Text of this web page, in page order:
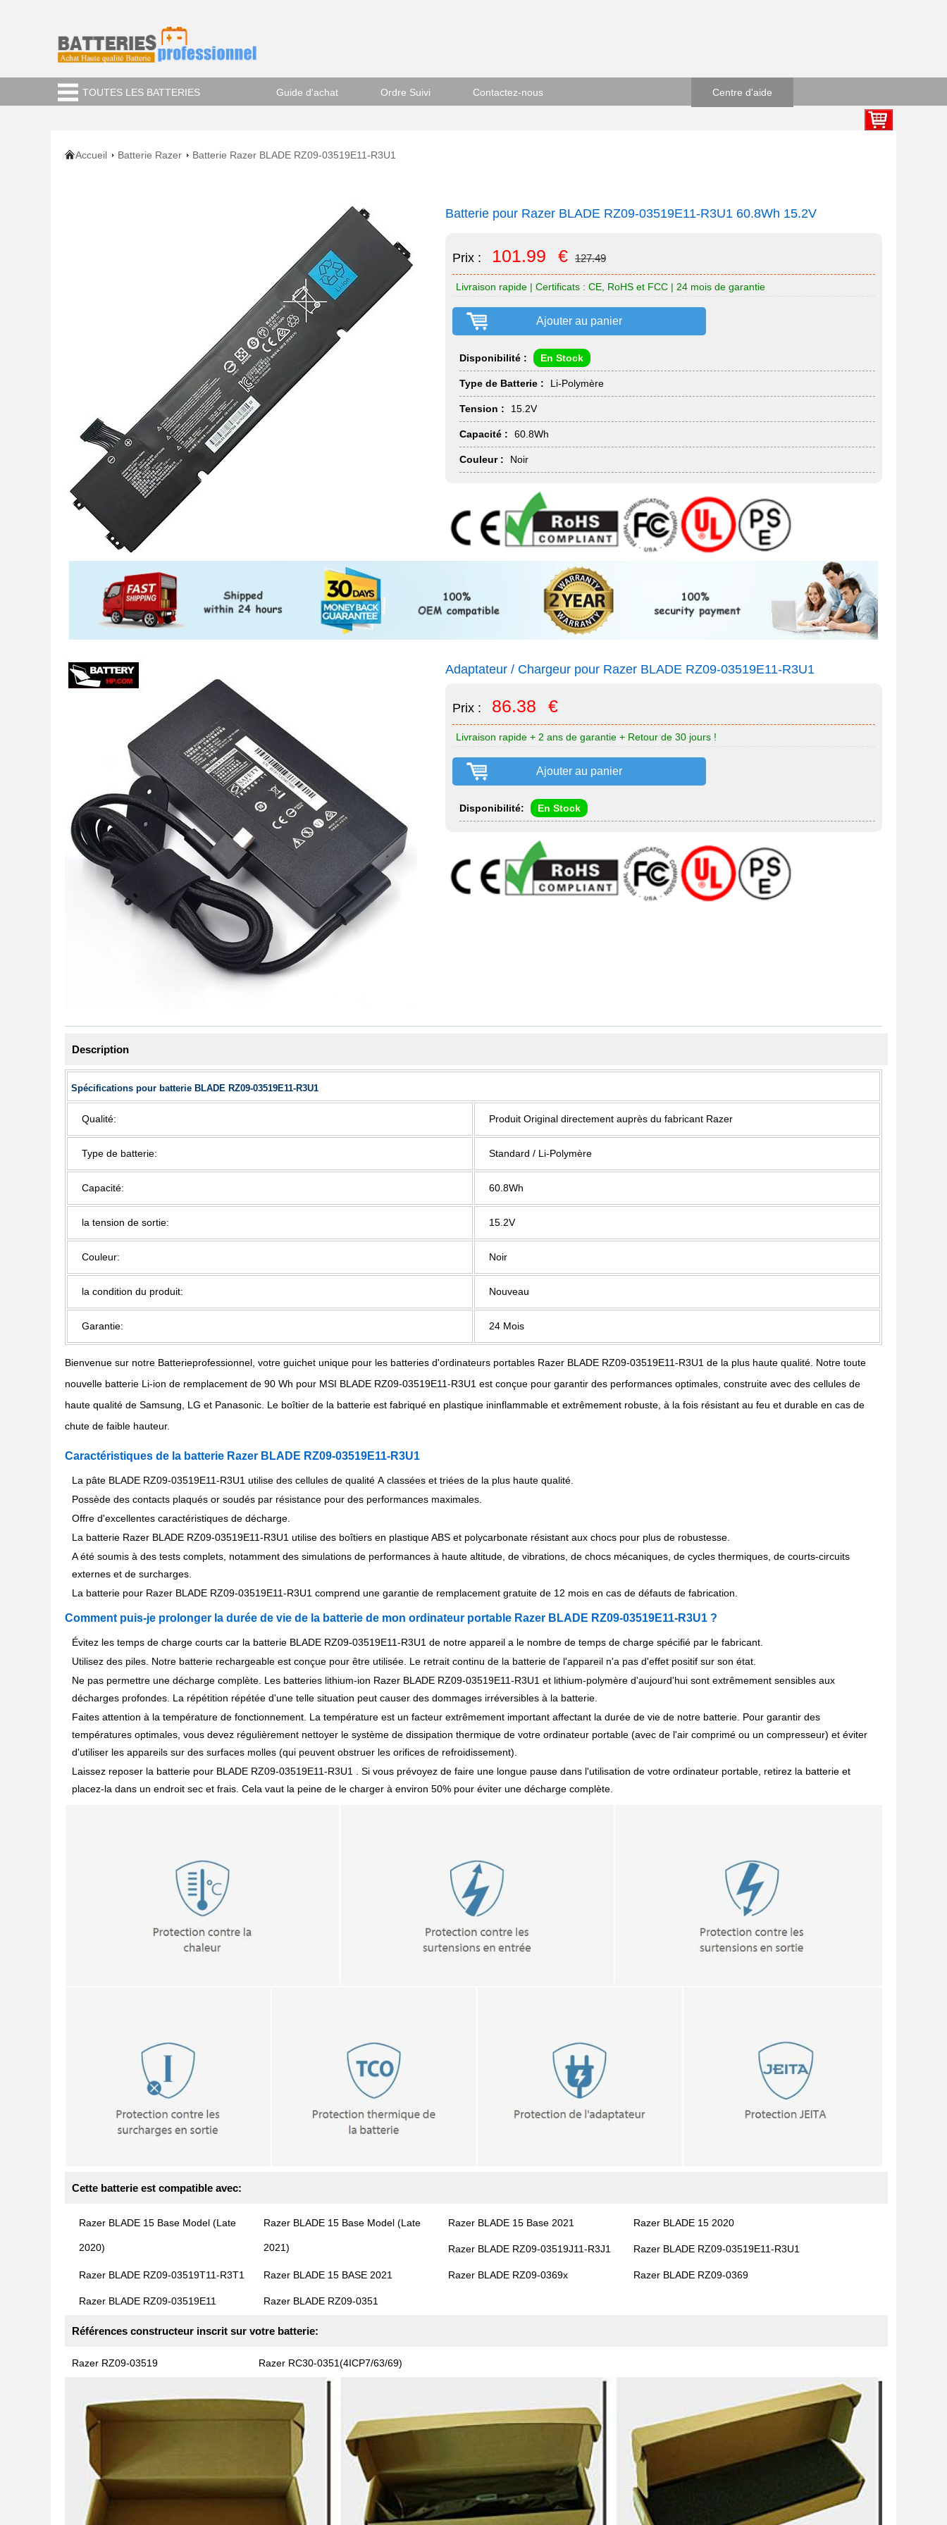
Accueil Batterie Razer Batterie Razer BLADE RZ09-03519E11-R3U1
Batterie pour Razer BLADE RZ09-03519E11-R3U1 60.8Wh 15.2V
Prix : 101.99 € 127.49
Livraison rapide | Certificats : CE, RoHS et FCC | 24 mois de garantie
Ajouter au panier
Disponibilité : En Stock
Type de Batterie : Li-Polymère
Tension : 15.2V
Capacité : 60.8Wh
Couleur : Noir
Adaptateur / Chargeur pour Razer BLADE RZ09-03519E11-R3U1
Prix : 86.38 €
Livraison rapide + 2 ans de garantie + Retour de 30 jours !
Ajouter au panier
Disponibilité: En Stock
Description
Spécifications pour batterie BLADE RZ09-03519E11-R3U1
Qualité: Produit Original directement auprès du fabricant Razer
Type de batterie: Standard / Li-Polymère
Capacité: 60.8Wh
la tension de sortie: 15.2V
Couleur: Noir
la condition du produit: Nouveau
Garantie: 24 Mois
Bienvenue sur notre Batterieprofessionnel, votre guichet unique pour les batteries d'ordinateurs portables Razer BLADE RZ09-03519E11-R3U1 de la plus haute qualité. Notre toute
nouvelle batterie Li-ion de remplacement de 90 Wh pour MSI BLADE RZ09-03519E11-R3U1 est conçue pour garantir des performances optimales, construite avec des cellules de
haute qualité de Samsung, LG et Panasonic. Le boîtier de la batterie est fabriqué en plastique ininflammable et extrêmement robuste, à la fois résistant au feu et durable en cas de
chute de faible hauteur.
Caractéristiques de la batterie Razer BLADE RZ09-03519E11-R3U1
La pâte BLADE RZ09-03519E11-R3U1 utilise des cellules de qualité A classées et triées de la plus haute qualité.
Possède des contacts plaqués or soudés par résistance pour des performances maximales.
Offre d'excellentes caractéristiques de décharge.
La batterie Razer BLADE RZ09-03519E11-R3U1 utilise des boîtiers en plastique ABS et polycarbonate résistant aux chocs pour plus de robustesse.
A été soumis à des tests complets, notamment des simulations de performances à haute altitude, de vibrations, de chocs mécaniques, de cycles thermiques, de courts-circuits
externes et de surcharges.
La batterie pour Razer BLADE RZ09-03519E11-R3U1 comprend une garantie de remplacement gratuite de 12 mois en cas de défauts de fabrication.
Comment puis-je prolonger la durée de vie de la batterie de mon ordinateur portable Razer BLADE RZ09-03519E11-R3U1 ?
Évitez les temps de charge courts car la batterie BLADE RZ09-03519E11-R3U1 de notre appareil a le nombre de temps de charge spécifié par le fabricant.
Utilisez des piles. Notre batterie rechargeable est conçue pour être utilisée. Le retrait continu de la batterie de l'appareil n'a pas d'effet positif sur son état.
Ne pas permettre une décharge complète. Les batteries lithium-ion Razer BLADE RZ09-03519E11-R3U1 et lithium-polymère d'aujourd'hui sont extrêmement sensibles aux
décharges profondes. La répétition répétée d'une telle situation peut causer des dommages irréversibles à la batterie.
Faites attention à la température de fonctionnement. La température est un facteur extrêmement important affectant la durée de vie de notre batterie. Pour garantir des
températures optimales, vous devez régulièrement nettoyer le système de dissipation thermique de votre ordinateur portable (avec de l'air comprimé ou un compresseur) et éviter
d'utiliser les appareils sur des surfaces molles (qui peuvent obstruer les orifices de refroidissement).
Laissez reposer la batterie pour BLADE RZ09-03519E11-R3U1 . Si vous prévoyez de faire une longue pause dans l'utilisation de votre ordinateur portable, retirez la batterie et
placez-la dans un endroit sec et frais. Cela vaut la peine de le charger à environ 50% pour éviter une décharge complète.
Cette batterie est compatible avec:
Razer BLADE 15 Base Model (Late
2020)
Razer BLADE 15 Base Model (Late
2021)
Razer BLADE 15 Base 2021 Razer BLADE 15 2020
Razer BLADE RZ09-03519J11-R3J1 Razer BLADE RZ09-03519E11-R3U1
Razer BLADE RZ09-03519T11-R3T1 Razer BLADE 15 BASE 2021 Razer BLADE RZ09-0369x Razer BLADE RZ09-0369
Razer BLADE RZ09-03519E11 Razer BLADE RZ09-0351
Références constructeur inscrit sur votre batterie:
Razer RZ09-03519 Razer RC30-0351(4ICP7/63/69)
TOUTES LES BATTERIES Guide d'achat Ordre Suivi Contactez-nous Centre d'aide